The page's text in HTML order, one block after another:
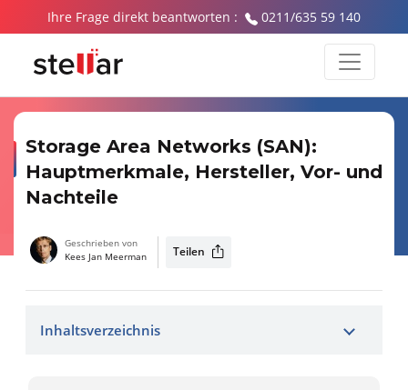
Ihre Frage direkt beantworten : 0211/635 59 140
Storage Area Networks (SAN):
Hauptmerkmale, Hersteller, Vor- und
Nachteile
Geschrieben von
Kees Jan Meerman
Teilen
Inhaltsverzeichnis